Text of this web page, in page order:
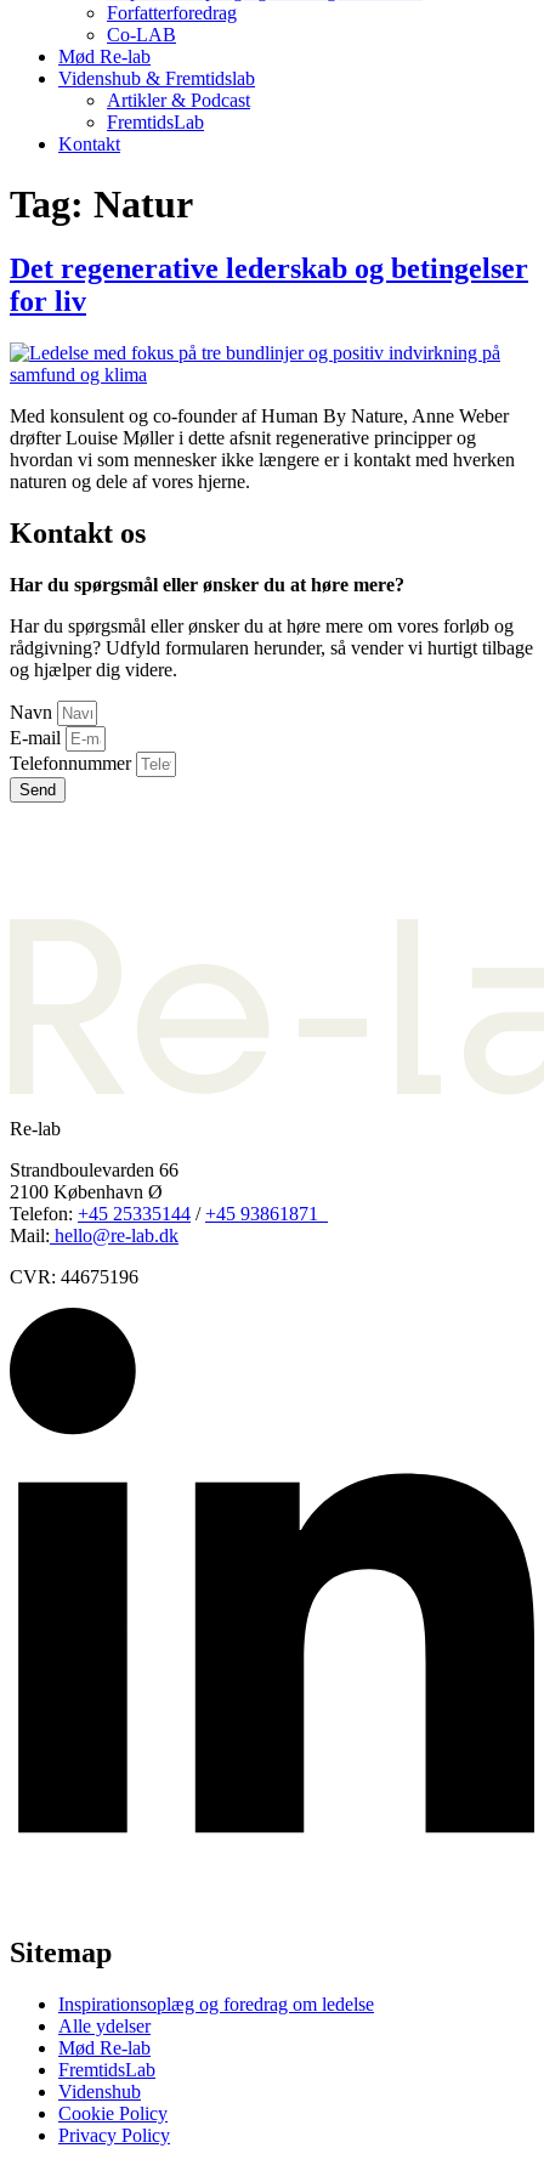
Forfatterforedrag
Co-LAB
Mød Re-lab
Videnshub & Fremtidslab
Artikler & Podcast
FremtidsLab
Kontakt
Tag: Natur
Det regenerative lederskab og betingelser
for liv
Med konsulent og co-founder af Human By Nature, Anne Weber
drøfter Louise Møller i dette afsnit regenerative principper og
hvordan vi som mennesker ikke længere er i kontakt med hverken
naturen og dele af vores hjerne.
Kontakt os
Har du spørgsmål eller ønsker du at høre mere?
Har du spørgsmål eller ønsker du at høre mere om vores forløb og
rådgivning? Udfyld formularen herunder, så vender vi hurtigt tilbage
og hjælper dig videre.
Navn
E-mail
Telefonnummer
Send
Re-lab
Strandboulevarden 66
2100 København Ø
Telefon: +45 25335144 /+45 93861871
Mail: hello@re-lab.dk
CVR: 44675196
Sitemap
Inspirationsoplæg og foredrag om ledelse
Alle ydelser
Mød Re-lab
FremtidsLab
Videnshub
Cookie Policy
Privacy Policy